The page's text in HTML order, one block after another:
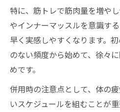
特に、筋トレで筋肉量を増や
やインナーマッスルを意識す
早く実感しやすくなります。
のない頻度から始めて、徐々
めです。
併用時の注意点として、体の
いスケジュールを組むことが